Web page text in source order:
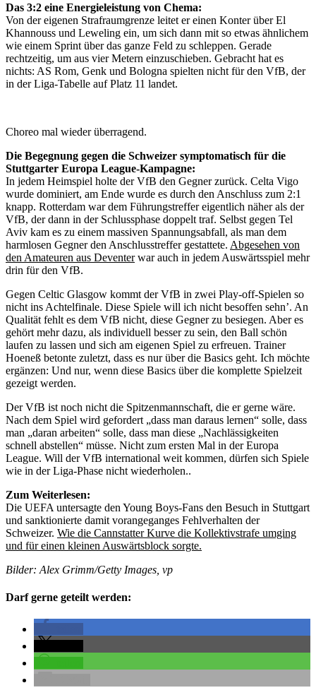
Das 3:2 eine Energieleistung von Chema:
Von der eigenen Strafraumgrenze leitet er einen Konter über El
Khannouss und Leweling ein, um sich dann mit so etwas ähnlichem
wie einem Sprint über das ganze Feld zu schleppen. Gerade
rechtzeitig, um aus vier Metern einzuschieben. Gebracht hat es
nichts: AS Rom, Genk und Bologna spielten nicht für den VfB, der
in der Liga-Tabelle auf Platz 11 landet.
Choreo mal wieder überragend.
Die Begegnung gegen die Schweizer symptomatisch für die
Stuttgarter Europa League-Kampagne:
In jedem Heimspiel holte der VfB den Gegner zurück. Celta Vigo
wurde dominiert, am Ende wurde es durch den Anschluss zum 2:1
knapp. Rotterdam war dem Führungstreffer eigentlich näher als der
VfB, der dann in der Schlussphase doppelt traf. Selbst gegen Tel
Aviv kam es zu einem massiven Spannungsabfall, als man dem
harmlosen Gegner den Anschlusstreffer gestattete. Abgesehen von
den Amateuren aus Deventerwar auch in jedem Auswärtsspiel mehr
drin für den VfB.
Gegen Celtic Glasgow kommt der VfB in zwei Play-off-Spielen so
nicht ins Achtelfinale. Diese Spiele will ich nicht besoffen sehn’. An
Qualität fehlt es dem VfB nicht, diese Gegner zu besiegen. Aber es
gehört mehr dazu, als individuell besser zu sein, den Ball schön
laufen zu lassen und sich am eigenen Spiel zu erfreuen. Trainer
Hoeneß betonte zuletzt, dass es nur über die Basics geht. Ich möchte
ergänzen: Und nur, wenn diese Basics über die komplette Spielzeit
gezeigt werden.
Der VfB ist noch nicht die Spitzenmannschaft, die er gerne wäre.
Nach dem Spiel wird gefordert „dass man daraus lernen“ solle, dass
man „daran arbeiten“ solle, dass man diese „Nachlässigkeiten
schnell abstellen“ müsse. Nicht zum ersten Mal in der Europa
League. Will der VfB international weit kommen, dürfen sich Spiele
wie in der Liga-Phase nicht wiederholen..
Zum Weiterlesen:
Die UEFA untersagte den Young Boys-Fans den Besuch in Stuttgart
und sanktionierte damit vorangeganges Fehlverhalten der
Schweizer. Wie die Cannstatter Kurve die Kollektivstrafe umging
und für einen kleinen Auswärtsblock sorgte.
Bilder: Alex Grimm/Getty Images, vp
Darf gerne geteilt werden: